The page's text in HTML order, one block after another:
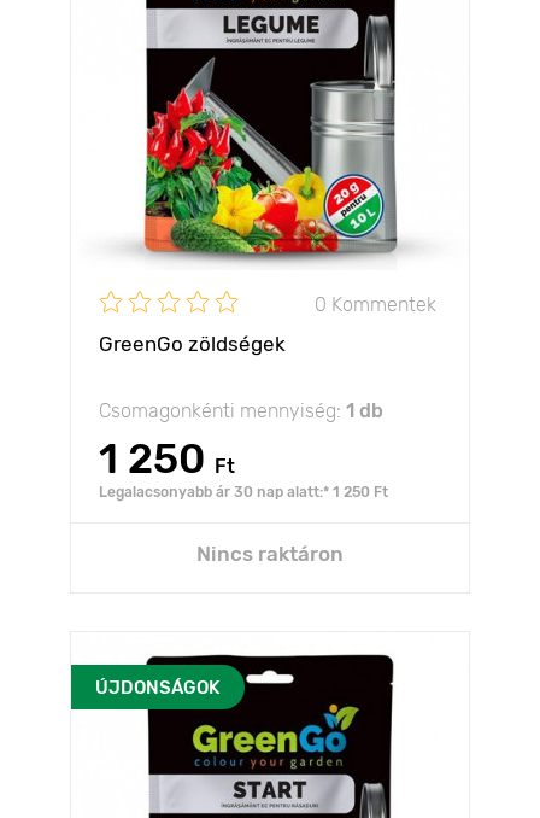
0 Kommentek
GreenGo zöldségek
Csomagonkénti mennyiség: 1 db
1 250 Ft
Legalacsonyabb ár 30 nap alatt:* 1 250 Ft
Nincs raktáron
ÚJDONSÁGOK